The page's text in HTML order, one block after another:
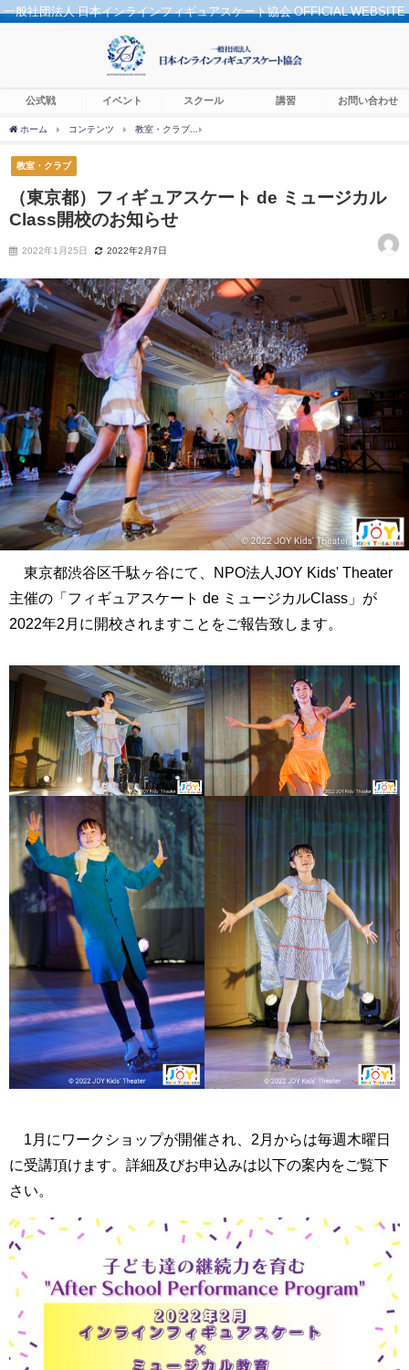
一般社団法人 日本インラインフィギュアスケート協会 OFFICIAL WEBSITE
公式戦 イベント スクール 講習 お問い合わせ
ホーム コンテンツ 教室・クラブ
教室・クラブ
（東京都）フィギュアスケート de ミュージカル
Class開校のお知らせ
2022年1月25日 2022年2月7日
東京都渋谷区千駄ヶ谷にて、NPO法人JOY Kids' Theater
主催の「フィギュアスケート de ミュージカルClass」が
2022年2月に開校されますことをご報告致します。
1月にワークショップが開催され、2月からは毎週木曜日
に受講頂けます。詳細及びお申込みは以下の案内をご覧下
さい。